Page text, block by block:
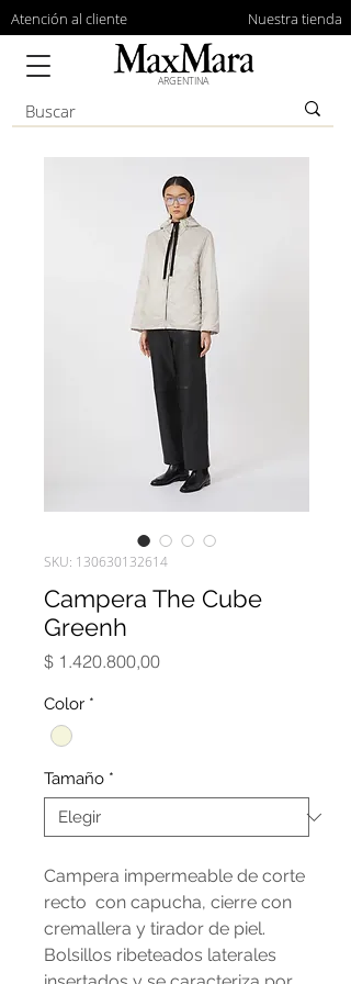
Atención al cliente Nuestra tienda
ARGENTINA
SKU: 130630132614
Campera The Cube
Greenh
$ 1.420.800,00Precio
Color *
Tamaño *
Campera impermeable de corte
recto con capucha, cierre con
cremallera y tirador de piel.
Bolsillos ribeteados laterales